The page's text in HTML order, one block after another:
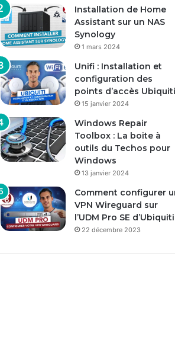
Installation de Home
Assistant sur un NAS
Synology
1 mars 2024
Unifi : Installation et
configuration des
points d’accès Ubiquiti
15 janvier 2024
Windows Repair
Toolbox : La boite à
outils du Techos pour
Windows
13 janvier 2024
Comment configurer
VPN Wireguard sur
l’UDM Pro SE d’Ubiquiti
22 décembre 2023